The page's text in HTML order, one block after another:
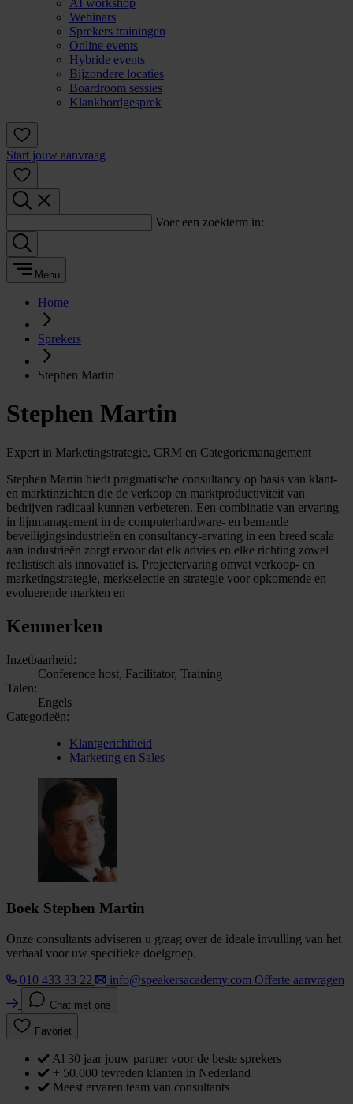
AI workshop
Webinars
Sprekers trainingen
Online events
Hybride events
Bijzondere locaties
Boardroom sessies
Klankbordgesprek
Start jouw aanvraag
Voer een zoekterm in:
Menu
Home
Sprekers
Stephen Martin
Stephen Martin
Expert in Marketingstrategie, CRM en Categoriemanagement
Stephen Martin biedt pragmatische consultancy op basis van klant-
en marktinzichten die de verkoop en marktproductiviteit van
bedrijven radicaal kunnen verbeteren. Een combinatie van ervaring
in lijnmanagement in de computerhardware- en bemande
beveiligingsindustrieën en consultancy-ervaring in een breed scala
aan industrieën zorgt ervoor dat elk advies en elke richting zowel
realistisch als innovatief is. Projectervaring omvat verkoop- en
marketingstrategie, merkselectie en strategie voor opkomende en
evoluerende markten en
Kenmerken
Inzetbaarheid:
Conference host, Facilitator, Training
Talen:
Engels
Categorieën:
Klantgerichtheid
Marketing en Sales
Boek Stephen Martin
Onze consultants adviseren u graag over de ideale invulling van het
verhaal voor uw specifieke doelgroep.
010 433 33 22
info@speakersacademy.com Offerte aanvragen
Chat met ons
Favoriet
Al 30 jaar jouw partner voor de beste sprekers
+ 50.000 tevreden klanten in Nederland
Meest ervaren team van consultants